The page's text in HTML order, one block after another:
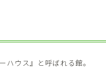
ハウス』と呼ばれる館。